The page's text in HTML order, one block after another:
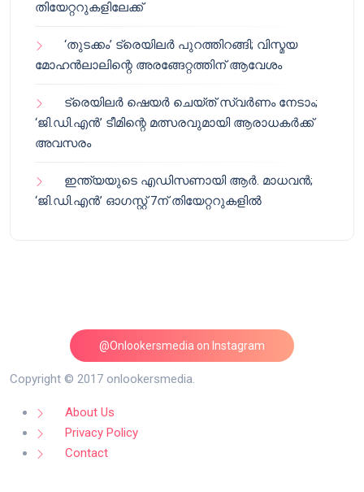
തിയേറ്ററുകളിലേക്ക്
‘തുടക്കം’ ട്രെയിലർ പുറത്തിറങ്ങി; വിസ്മയ
മോഹൻലാലിന്റെ അരങ്ങേറ്റത്തിന് ആവേശം
ട്രെയിലർ ഷെയർ ചെയ്‌ത് സ്വർണം നേടാം;
‘ജി.ഡി.എൻ’ ടീമിന്റെ മത്സരവുമായി ആരാധകർക്ക്
അവസരം
ഇന്ത്യയുടെ എഡിസണായി ആർ. മാധവൻ;
‘ജി.ഡി.എൻ’ ഓഗസ്റ്റ് 7ന് തിയേറ്ററുകളിൽ
@Onlookersmedia on Instagram
Follow on Instagram
Copyright © 2017 onlookersmedia.
About Us
Privacy Policy
Contact